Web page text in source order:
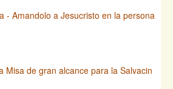
- Amandolo a Jesucristo en la persona
Misa de gran alcance para la Salvacin